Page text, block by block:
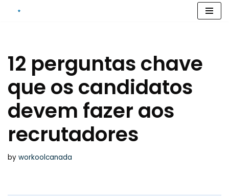
12 perguntas chave
que os candidatos
devem fazer aos
recrutadores
by workoolcanada